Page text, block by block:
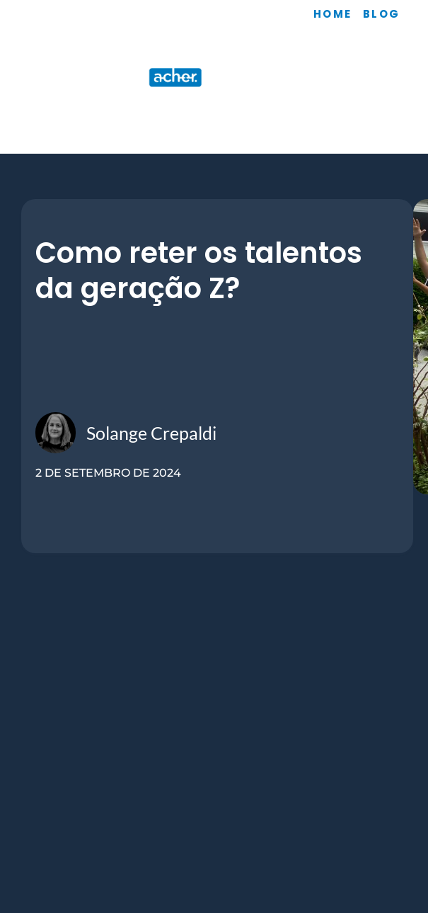
HOME BLOG
Como reter os talentos
da geração Z?
2 DE SETEMBRO DE 2024
Solange Crepaldi